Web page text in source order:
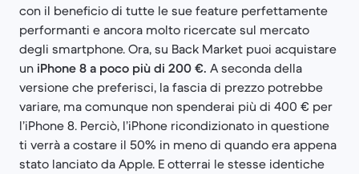
con il beneficio di tutte le sue feature perfettamente
performanti e ancora molto ricercate sul mercato
degli smartphone. Ora, su Back Market puoi acquistare
un iPhone 8 a poco più di 200 €. A seconda della
versione che preferisci, la fascia di prezzo potrebbe
variare, ma comunque non spenderai più di 400 € per
l’iPhone 8. Perciò, l’iPhone ricondizionato in questione
ti verrà a costare il 50% in meno di quando era appena
stato lanciato da Apple. E otterrai le stesse identiche